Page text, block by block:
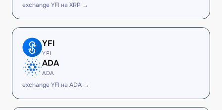
exchange YFI на XRP →
YFI
YFI
ADA
ADA
exchange YFI на ADA →